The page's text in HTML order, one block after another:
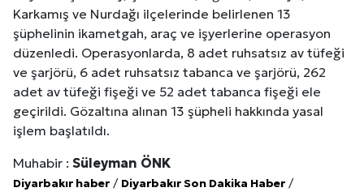
Karkamış ve Nurdağı ilçelerinde belirlenen 13
şüphelinin ikametgah, araç ve işyerlerine operasyon
düzenledi. Operasyonlarda, 8 adet ruhsatsız av tüfeği
ve şarjörü, 6 adet ruhsatsız tabanca ve şarjörü, 262
adet av tüfeği fişeği ve 52 adet tabanca fişeği ele
geçirildi. Gözaltına alınan 13 şüpheli hakkında yasal
işlem başlatıldı.
Muhabir : Süleyman ÖNK
Diyarbakır haber / Diyarbakır Son Dakika Haber /